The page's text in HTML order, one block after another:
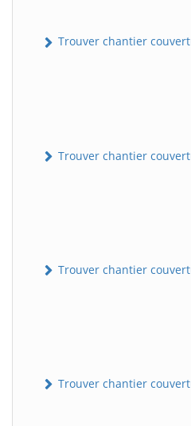
Trouver chantier
Trouver chantier
Trouver chantier
Trouver chantier